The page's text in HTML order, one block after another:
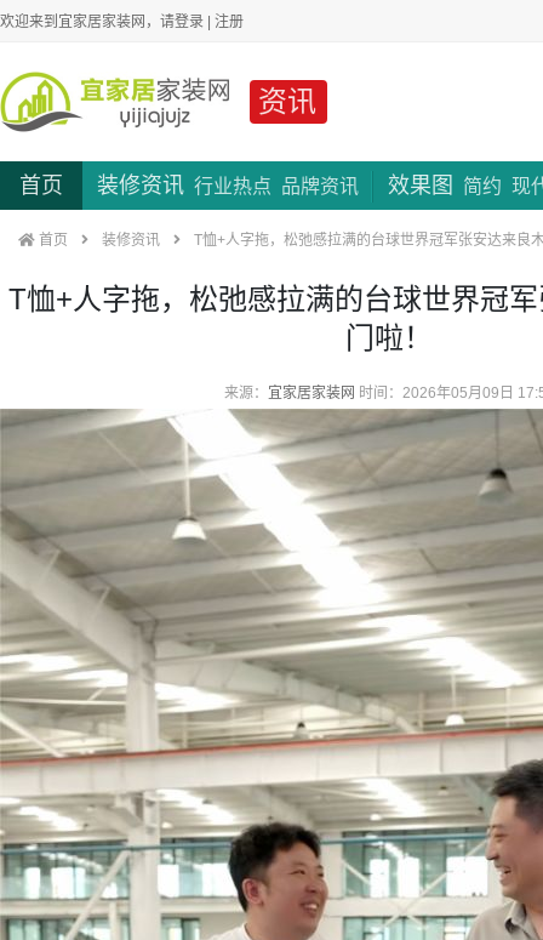
欢迎来到宜家居家装网，请登录 | 注册
资讯
首页 装修资讯 行业热点 品牌资讯 效果图 简约 现
首页 装修资讯 T恤+人字拖，松弛感拉满的台球世界冠军张安达来良
T恤+人字拖，松弛感拉满的台球世界冠
门啦！
来源： 宜家居家装网 时间：2026年05月09日